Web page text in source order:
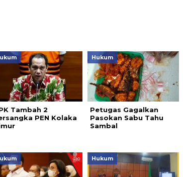
Tambah 2
PEN Kolaka
Hukum
Petugas Gagalkan
Pasokan Sabu Tahu
Sambal
Hukum